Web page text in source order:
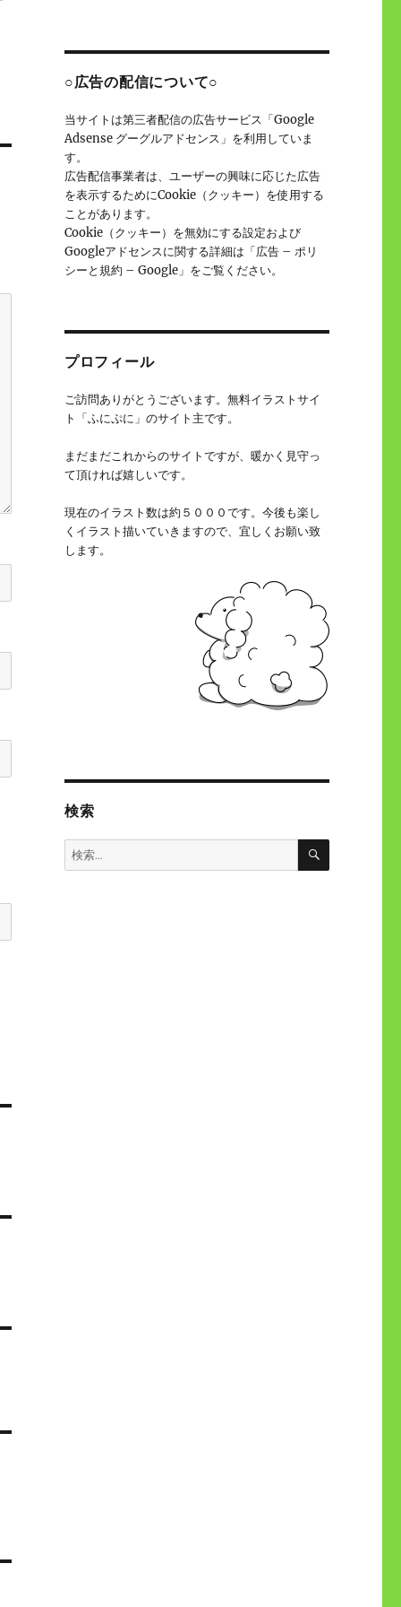
○広告の配信について○
当サイトは第三者配信の広告サービス「Google
Adsense グーグルアドセンス」を利用していま
す。
広告配信事業者は、ユーザーの興味に応じた広告
を表示するためにCookie（クッキー）を使用する
ことがあります。
Cookie（クッキー）を無効にする設定および
Googleアドセンスに関する詳細は「広告 – ポリ
シーと規約 – Google」をご覧ください。
プロフィール
ご訪問ありがとうございます。無料イラストサイ
ト「ふにぷに」のサイト主です。
まだまだこれからのサイトですが、暖かく見守っ
て頂ければ嬉しいです。
現在のイラスト数は約５０００です。今後も楽し
くイラスト描いていきますので、宜しくお願い致
します。
検索
検
索:
検